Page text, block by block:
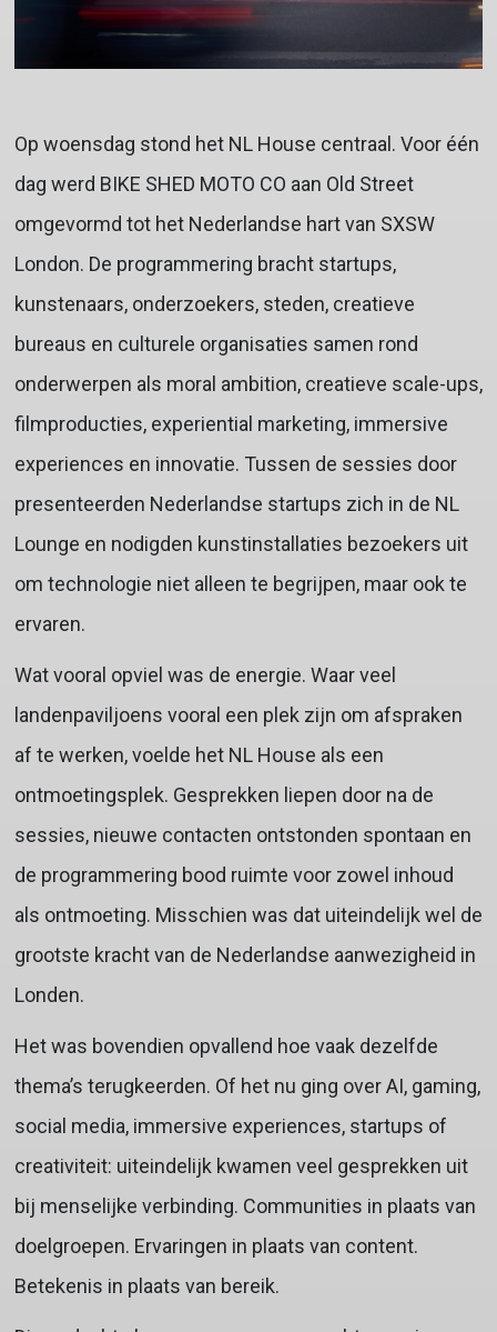
Op woensdag stond het NL House centraal. Voor één
dag werd BIKE SHED MOTO CO aan Old Street
omgevormd tot het Nederlandse hart van SXSW
London. De programmering bracht startups,
kunstenaars, onderzoekers, steden, creatieve
bureaus en culturele organisaties samen rond
onderwerpen als moral ambition, creatieve scale-ups,
filmproducties, experiential marketing, immersive
experiences en innovatie. Tussen de sessies door
presenteerden Nederlandse startups zich in de NL
Lounge en nodigden kunstinstallaties bezoekers uit
om technologie niet alleen te begrijpen, maar ook te
ervaren.
Wat vooral opviel was de energie. Waar veel
landenpaviljoens vooral een plek zijn om afspraken
af te werken, voelde het NL House als een
ontmoetingsplek. Gesprekken liepen door na de
sessies, nieuwe contacten ontstonden spontaan en
de programmering bood ruimte voor zowel inhoud
als ontmoeting. Misschien was dat uiteindelijk wel de
grootste kracht van de Nederlandse aanwezigheid in
Londen.
Het was bovendien opvallend hoe vaak dezelfde
thema’s terugkeerden. Of het nu ging over AI, gaming,
social media, immersive experiences, startups of
creativiteit: uiteindelijk kwamen veel gesprekken uit
bij menselijke verbinding. Communities in plaats van
doelgroepen. Ervaringen in plaats van content.
Betekenis in plaats van bereik.